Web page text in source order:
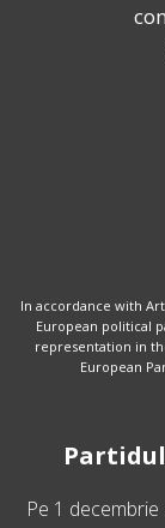
In accordance with
European political
representation in
European
Pe 1